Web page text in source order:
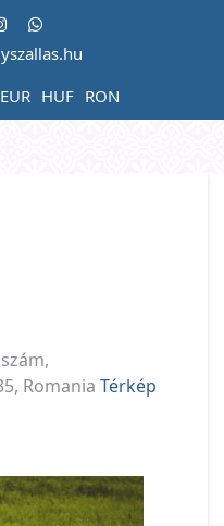
EUR HUF RON
Romania Térkép